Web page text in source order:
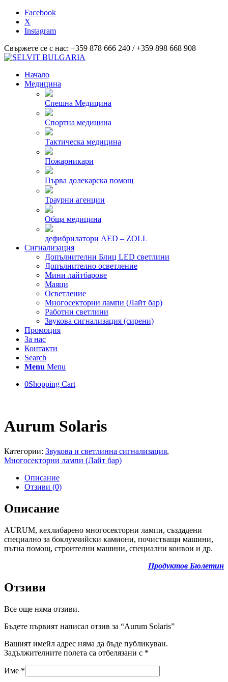
Facebook
X
Instagram
Свържете се с нас: +359 878 666 240 / +359 898 668 908
Начало
Медицина
Спешна Медицина
Спортна медицина
Тактическа медицина
Пожарникари
Първа долекарска помощ
Траурни агенции
Обща медицина
дефибрилатори AED – ZOLL
Сигнализация
Допълнителни Блиц LED светлини
Допълнително осветление
Мини лайтбарове
Маяци
Осветление
Многосекторни лампи (Лайт бар)
Работни светлини
Звукова сигнализация (сирени)
Промоция
За нас
Контакти
Search
Menu Menu
0Shopping Cart
Aurum Solaris
Категории: Звукова и светлинна сигнализация,
Многосекторни лампи (Лайт бар)
Описание
Отзиви (0)
Описание
AURUM, кехлибарено многосекторни лампи, създадени
специално за боклукчийски камиони, почистващи машини,
пътна помощ, строителни машини, специални конвои и др.
Продуктов Бюлетин
Отзиви
Все още няма отзиви.
Бъдете първият написал отзив за “Aurum Solaris”
Вашият имейл адрес няма да бъде публикуван.
Задължителните полета са отбелязани с *
Име *